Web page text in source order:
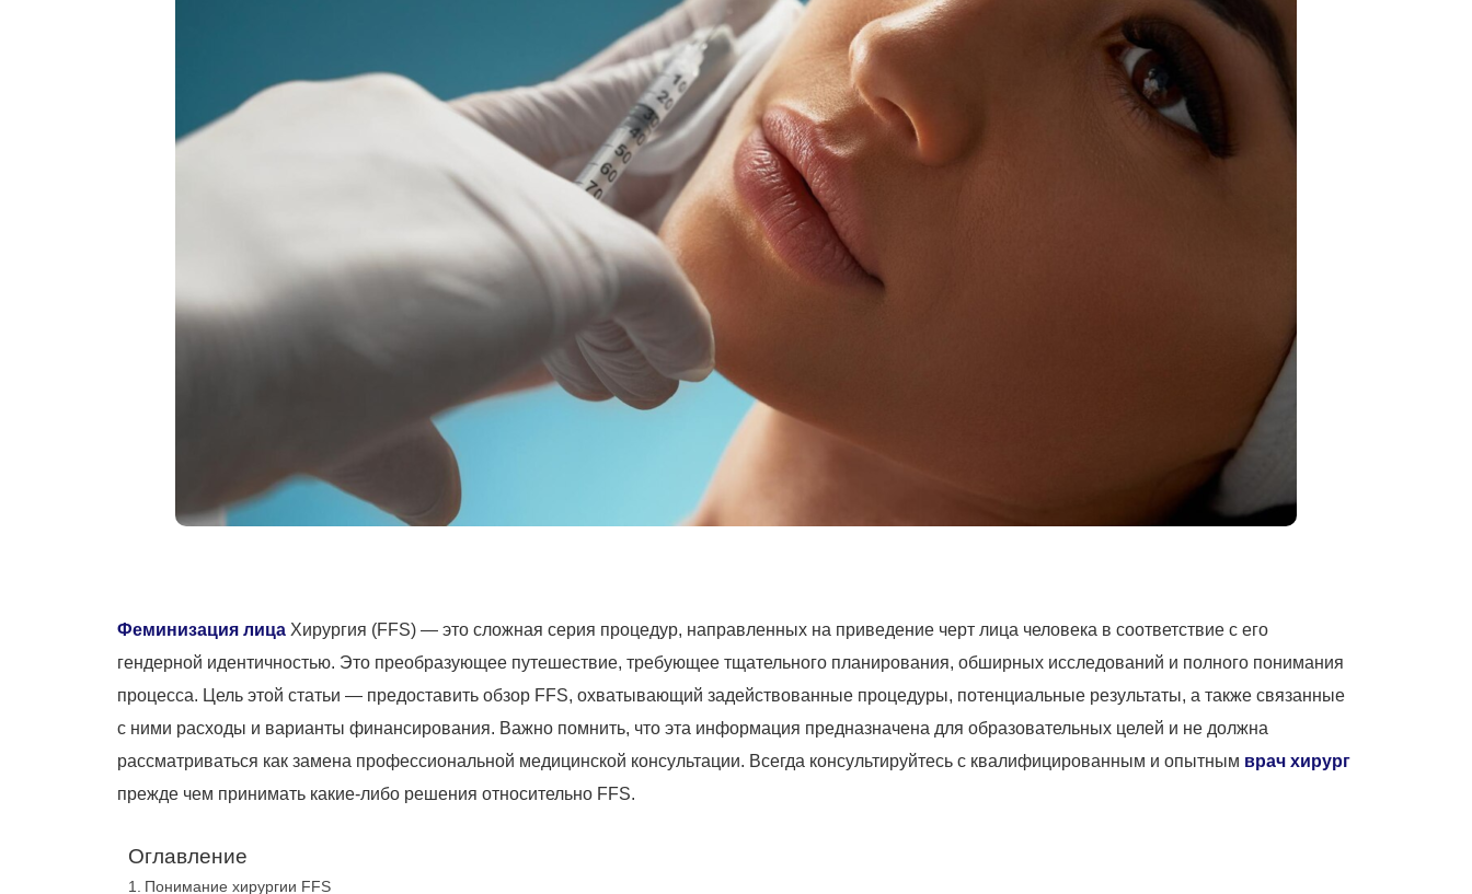
Феминизация лица Хирургия (FFS) — это сложная серия процедур, направленных на приведение черт лица человека в соответствие с его
гендерной идентичностью. Это преобразующее путешествие, требующее тщательного планирования, обширных исследований и полного понимания
процесса. Цель этой статьи — предоставить обзор FFS, охватывающий задействованные процедуры, потенциальные результаты, а также связанные
с ними расходы и варианты финансирования. Важно помнить, что эта информация предназначена для образовательных целей и не должна
рассматриваться как замена профессиональной медицинской консультации. Всегда консультируйтесь с квалифицированным и опытным врач хирург
прежде чем принимать какие-либо решения относительно FFS.
Оглавление
Понимание хирургии FFS